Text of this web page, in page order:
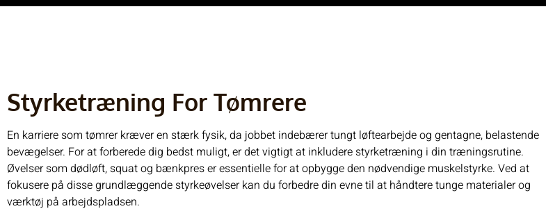
Styrketræning For Tømrere
En karriere som tømrer kræver en stærk fysik, da jobbet indebærer tungt løftearbejde og gentagne, belastende
bevægelser. For at forberede dig bedst muligt, er det vigtigt at inkludere styrketræning i din træningsrutine.
Øvelser som dødløft, squat og bænkpres er essentielle for at opbygge den nødvendige muskelstyrke. Ved at
fokusere på disse grundlæggende styrkeøvelser kan du forbedre din evne til at håndtere tunge materialer og
værktøj på arbejdspladsen.